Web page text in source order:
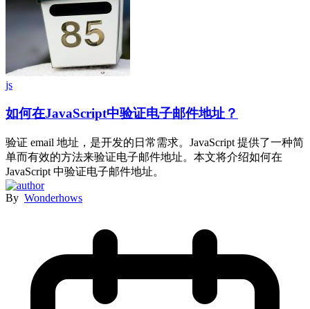
js
如何在JavaScript中验证电子邮件地址？
验证 email 地址，是开发的日常需求。JavaScript 提供了一种简
单而有效的方法来验证电子邮件地址。本文将介绍如何在
JavaScript 中验证电子邮件地址。
By Wonderhows